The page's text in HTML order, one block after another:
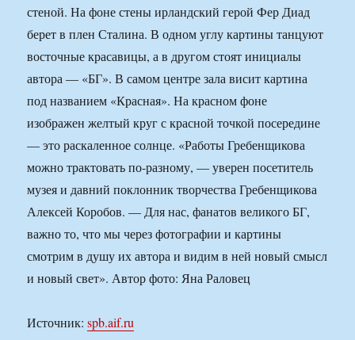
стеной. На фоне стены ирландский герой Фер Диад
берет в плен Сталина. В одном углу картины танцуют
восточные красавицы, а в другом стоят инициалы
автора — «БГ». В самом центре зала висит картина
под названием «Красная». На красном фоне
изображен желтый круг с красной точкой посередине
— это раскаленное солнце. «Работы Гребенщикова
можно трактовать по-разному, — уверен посетитель
музея и давний поклонник творчества Гребенщикова
Алексей Коробов. — Для нас, фанатов великого БГ,
важно то, что мы через фотографии и картины
смотрим в душу их автора и видим в ней новый смысл
и новый свет». Автор фото: Яна Раловец
Источник:spb.aif.ru